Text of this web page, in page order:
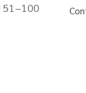
51–100